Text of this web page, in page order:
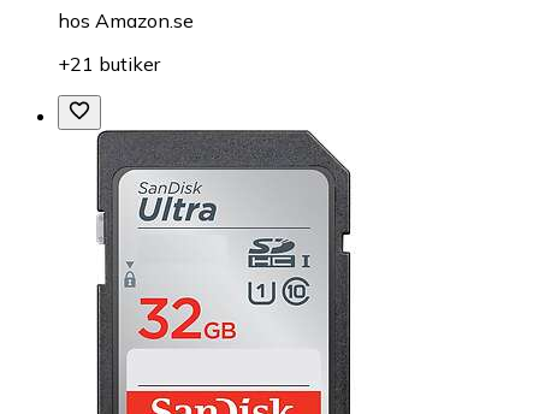
hos Amazon.se
+21 butiker